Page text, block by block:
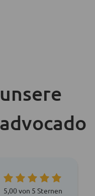
5,00 von 5 Sternen